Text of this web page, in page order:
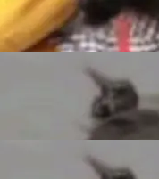
售负
诉求
持续
在X3
带来
ELI
，
够
天的
代码
Gra